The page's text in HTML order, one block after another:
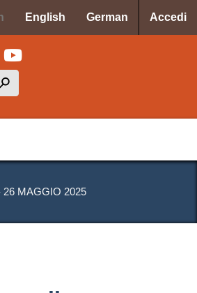
English German Accedi
h
MAGGIO 2025